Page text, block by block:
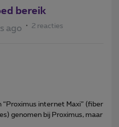
bereik
ago 2 reacties
“Proximus internet Maxi” (fiber
genomen bij Proximus, maar